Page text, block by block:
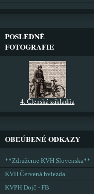
POSLEDNÉ
FOTOGRAFIE
4. Členská základňa
OBĽÚBENÉ ODKAZY
**Združenie KVH Slovenska**
KVH Červená hviezda
KVPH Dojč - FB